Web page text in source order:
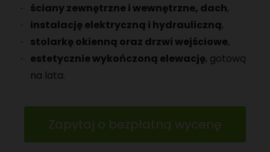
ściany zewnętrzne i wewnętrzne, dach,
instalację elektryczną i hydrauliczną,
stolarkę okienną oraz drzwi wejściowe,
estetycznie wykończoną elewację, gotową
na lata.
Zapytaj o bezpłatną wycenę